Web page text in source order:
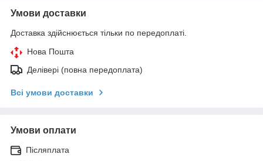
Умови доставки
Доставка здійснюється тільки по передоплаті.
Нова Пошта
Делівері (повна передоплата)
Всі умови доставки
Умови оплати
Післяплата